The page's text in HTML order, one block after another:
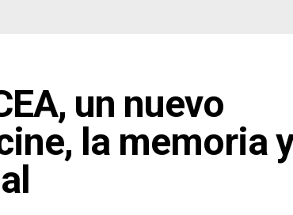
un nuevo
la memoria y